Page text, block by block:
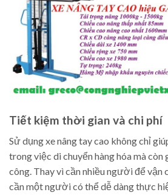
Tiết kiệm thời gian và chi phí
Sử dụng xe nâng tay cao không chỉ
trong việc di chuyển hàng hóa mà còn
công. Thay vì cần nhiều người để vận
cần một người có thể dễ dàng thực